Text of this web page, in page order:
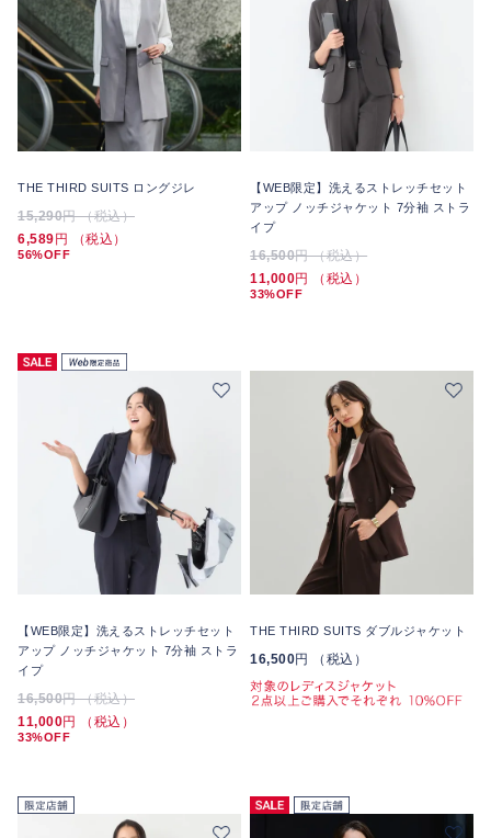
THE THIRD SUITS ロングジレ
15,290円 （税込）
6,589 円 （税込）
56%OFF
【WEB限定】洗えるストレッチセット
アップ ノッチジャケット 7分袖 ストラ
イプ
16,500円 （税込）
11,000円 （税込）
33%OFF
【WEB限定】洗えるストレッチセット
アップ ノッチジャケット 7分袖 ストラ
イプ
16,500円 （税込）
11,000円 （税込）
33%OFF
THE THIRD SUITS ダブルジャケット
16,500円 （税込）